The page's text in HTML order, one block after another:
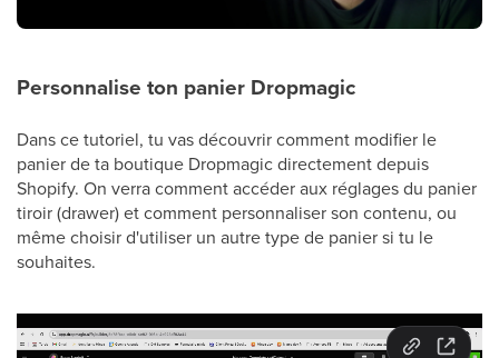
Personnalise ton panier Dropmagic
Dans ce tutoriel, tu vas découvrir comment modifier le
panier de ta boutique Dropmagic directement depuis
Shopify. On verra comment accéder aux réglages du panier
tiroir (drawer) et comment personnaliser son contenu, ou
même choisir d'utiliser un autre type de panier si tu le
souhaites.